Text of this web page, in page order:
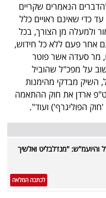
הנאמרים שקריים
עד כדי שאינם ראויים כלל
ולמעלה מן הצורך, בכל
אחר פעם ללא כל חידוש,
מר סעדה אשר פוטר
על מפכ"ל שהוביל
השיק מבדקי מהימנות
ארדן את חוק ההתאמה
הפוליגרף') ועוד".
והיועמ"ש: "מנדלבליט ואלשיך
לכתבה המלאה